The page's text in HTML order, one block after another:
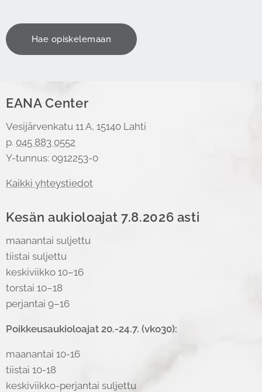
Hae opiskelemaan
EANA Center
Vesijärvenkatu 11 A, 15140 Lahti
p. 045 883 0552
Y-tunnus: 0912253-0
Kaikki yhteystiedot
Kesän aukioloajat 7.8.2026 asti
maanantai suljettu
tiistai suljettu
keskiviikko 10–16
torstai 10–18
perjantai 9–16
Poikkeusaukioloajat 20.-24.7. (vko30):
maanantai 10-16
tiistai 10-18
keskiviikko-perjantai suljettu